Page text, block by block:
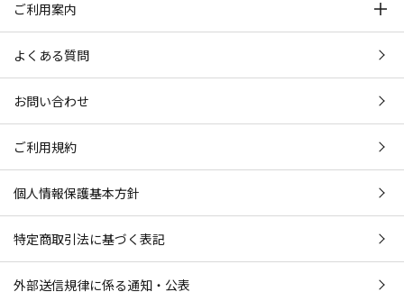
ご利用案内
よくある質問
お問い合わせ
ご利用規約
個人情報保護基本方針
特定商取引法に基づく表記
外部送信規律に係る通知・公表